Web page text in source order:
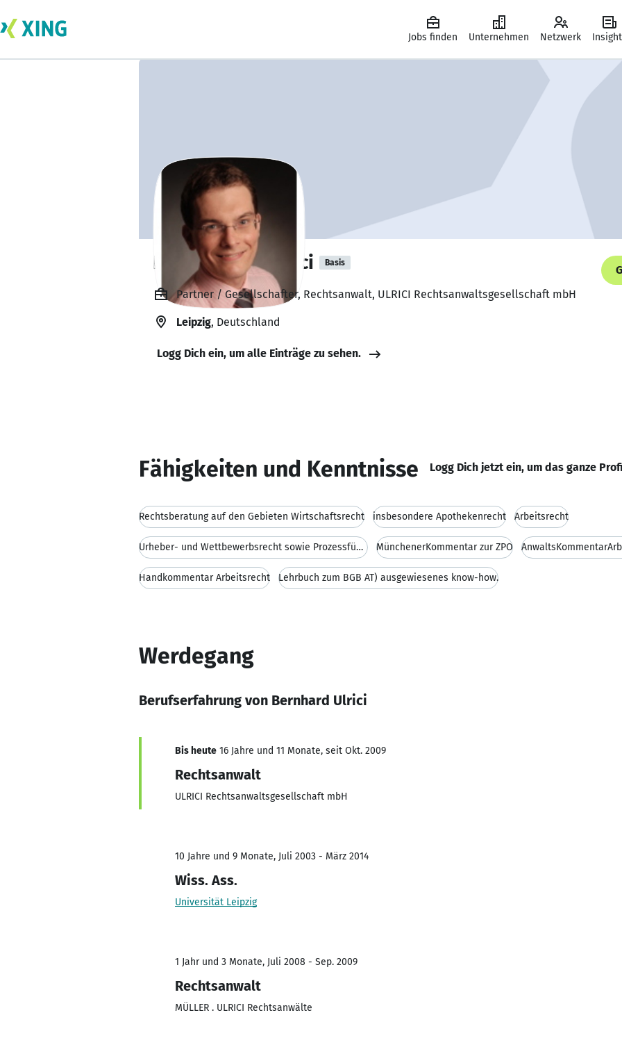
Jobs finden Unternehmen Netzwerk
Dr. Bernhard Ulrici Basis
Partner / Gesellschafter, Rechtsanwalt, ULRICI Rechtsanwaltsgesellschaft mbH
Leipzig, Deutschland
Logg Dich ein, um alle Einträge zu sehen.
Fähigkeiten und Kenntnisse Logg Dich jetzt ein, um das ganze
Rechtsberatung auf den Gebieten Wirtschaftsrecht insbesondere Apothekenrecht Arbeitsrecht
Urheber- und Wettbewerbsrecht sowie Prozessführung MünchenerKommentar zur ZPO
Handkommentar Arbeitsrecht Lehrbuch zum BGB AT) ausgewiesenes know-how.
Werdegang
Berufserfahrung von Bernhard Ulrici
Bis heute 16 Jahre und 11 Monate, seit Okt. 2009
Rechtsanwalt
ULRICI Rechtsanwaltsgesellschaft mbH
10 Jahre und 9 Monate, Juli 2003 - März 2014
Wiss. Ass.
Universität Leipzig
1 Jahr und 3 Monate, Juli 2008 - Sep. 2009
Rechtsanwalt
MÜLLER . ULRICI Rechtsanwälte